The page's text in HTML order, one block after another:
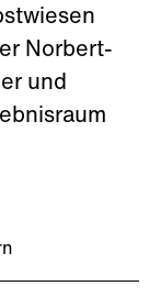
Norbert-
und